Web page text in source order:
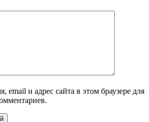
email и адрес сайта в этом браузере для